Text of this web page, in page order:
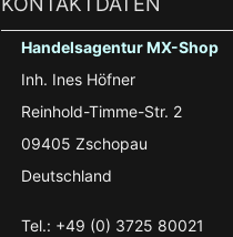
Handelsagentur MX-Shop
Inh. Ines Höfner
Reinhold-Timme-Str. 2
09405 Zschopau
Deutschland
Tel.: +49 (0) 3725 80021